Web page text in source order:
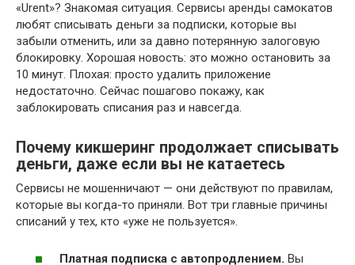
«Urent»? Знакомая ситуация. Сервисы аренды самокатов
любят списывать деньги за подписки, которые вы
забыли отменить, или за давно потерянную залоговую
блокировку. Хорошая новость: это можно остановить за
10 минут. Плохая: просто удалить приложение
недостаточно. Сейчас пошагово покажу, как
заблокировать списания раз и навсегда.
Почему кикшеринг продолжает списывать
деньги, даже если вы не катаетесь
Сервисы не мошенничают — они действуют по правилам,
которые вы когда-то приняли. Вот три главные причины
списаний у тех, кто «уже не пользуется».
Платная подписка с автопродлением. Вы